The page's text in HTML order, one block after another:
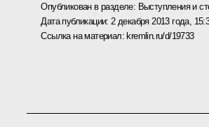
Опубликован в разделе: Выступления и
Дата публикации: 2 декабря 2013 года,
Ссылка на материал:kremlin.ru/d/19733